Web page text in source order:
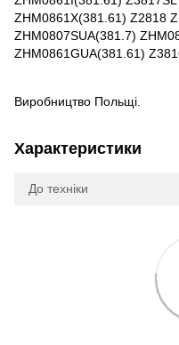
ZHM0861X(381.61) Z2818
ZHM0807SUA(381.7)
ZHM0861GUA(381.61)
Виробництво Польщі.
Характеристики
До техніки